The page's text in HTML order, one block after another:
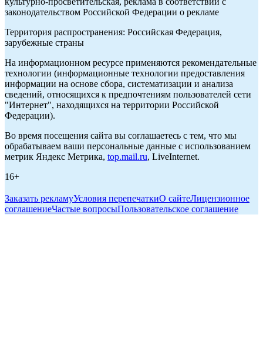
законодательством Российской Федерации о рекламе
Территория распространения: Российская Федерация,
зарубежные страны
На информационном ресурсе применяются рекомендательные
технологии (информационные технологии предоставления
информации на основе сбора, систематизации и анализа
сведений, относящихся к предпочтениям пользователей сети
"Интернет", находящихся на территории Российской
Федерации).
Во время посещения сайта вы соглашаетесь с тем, что мы
обрабатываем ваши персональные данные с использованием
метрик Яндекс Метрика, top.mail.ru, LiveInternet.
16+
Заказать рекламуУсловия перепечаткиО сайтеЛицензионное
соглашениеЧастые вопросыПользовательское соглашение